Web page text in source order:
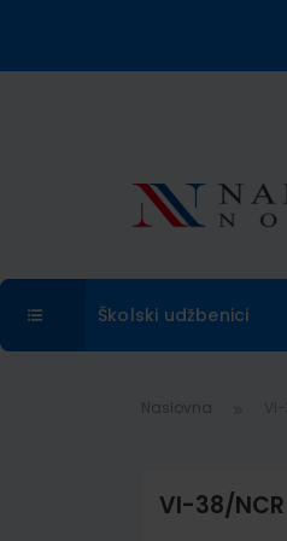
Školski udžbenici
Naslovna
VI-38/